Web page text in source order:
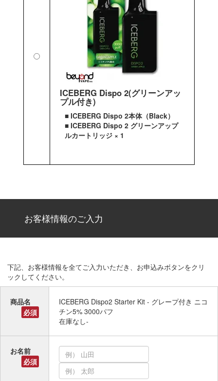
ICEBERG Dispo 2(グリーンアッ
プル付き)
■ ICEBERG Dispo 2本体（Black）
■ ICEBERG Dispo 2 グリーンアップ
ルカートリッジ × 1
お客様情報のご入力
下記、お客様情報を全てご入力いただき、お申込みボタンをクリ
ックしてください。
商品名
必須
ICEBERG Dispo2 Starter Kit - グレープ付き ニコ
チン5% 3000パフ
在庫なし-
お名前
必須